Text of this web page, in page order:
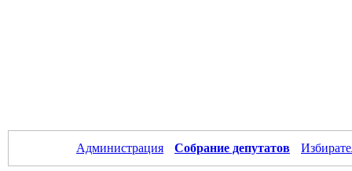
Администрация Собрание депутатов